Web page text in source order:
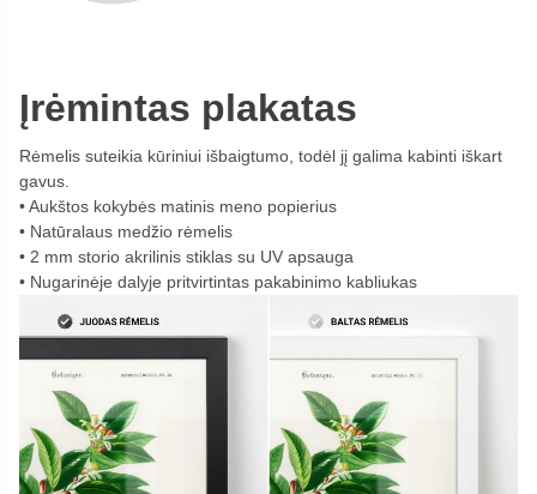
Įrėmintas plakatas
Rėmelis suteikia kūriniui išbaigtumo, todėl jį galima kabinti iškart
gavus.
Aukštos kokybės matinis meno popierius
Natūralaus medžio rėmelis
2 mm storio akrilinis stiklas su UV apsauga
Nugarinėje dalyje pritvirtintas pakabinimo kabliukas